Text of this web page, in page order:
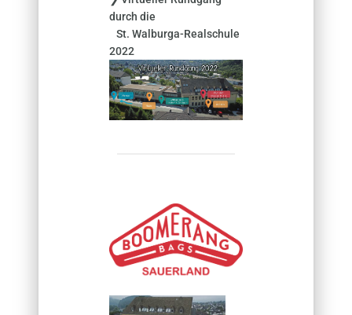
durch die
St. Walburga-Realschule
2022